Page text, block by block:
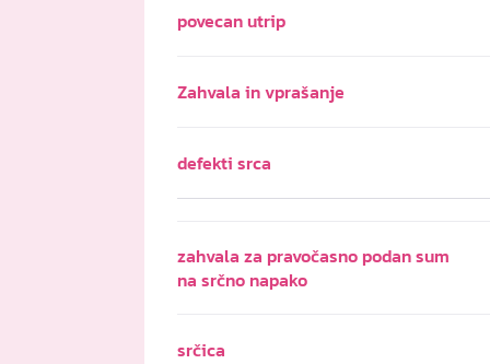
povecan utrip
Zahvala in vprašanje
defekti srca
zahvala za pravočasno podan sum
na srčno napako
srčica